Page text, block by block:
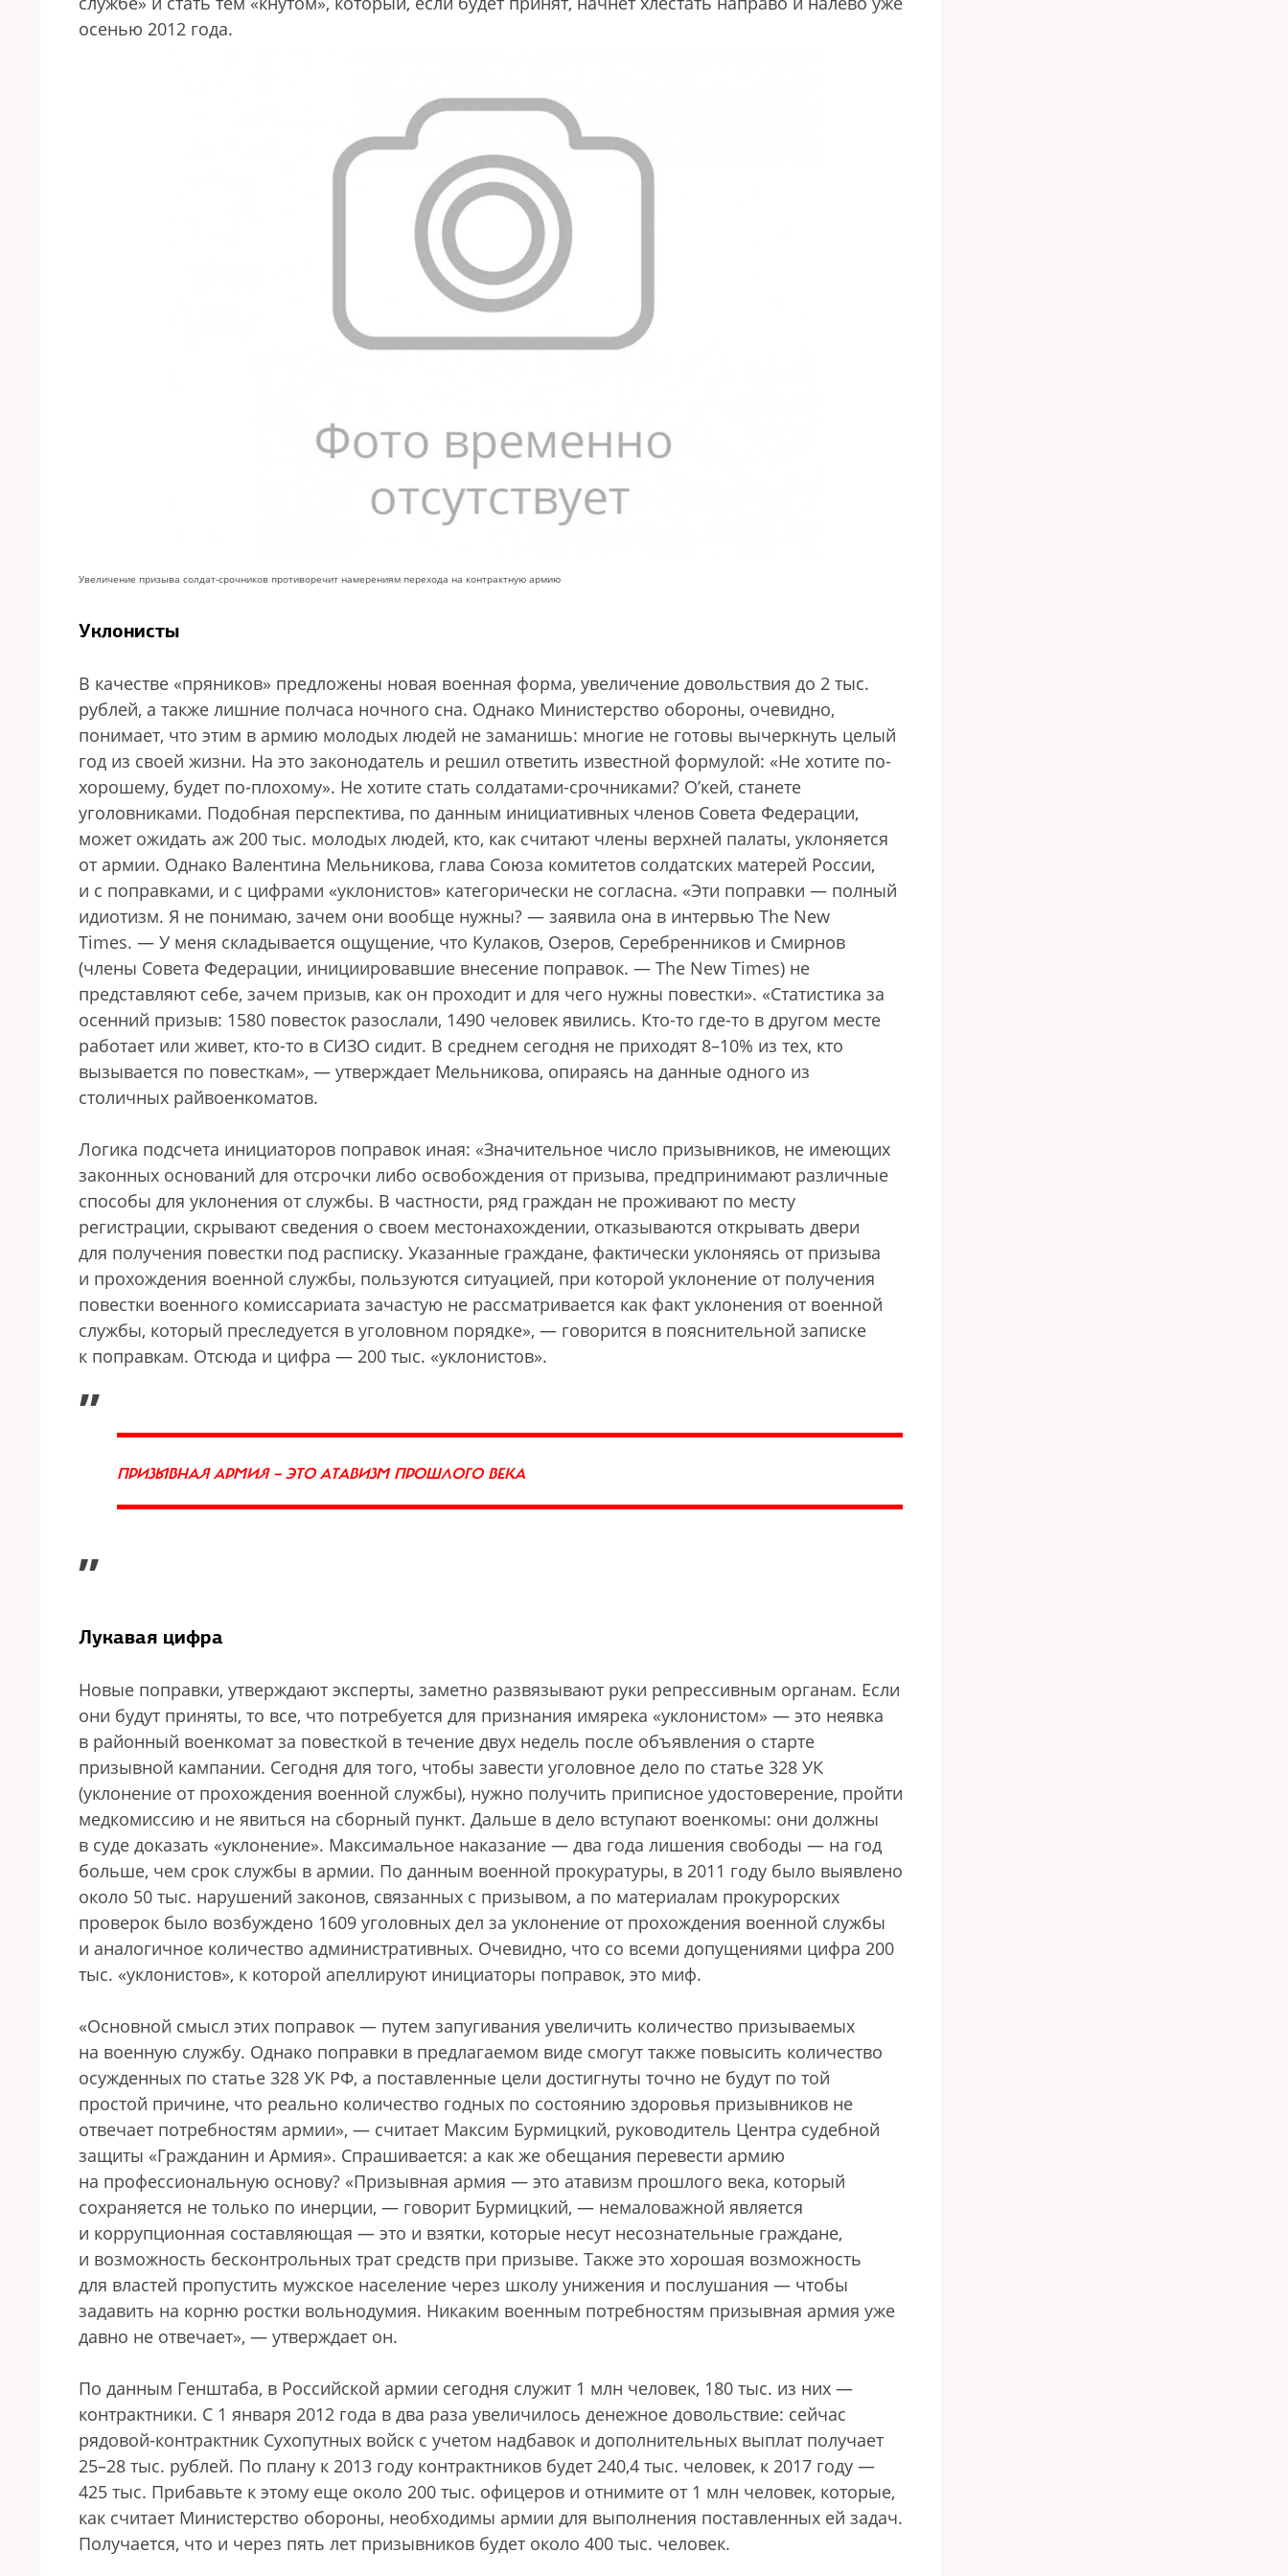
осенью 2012 года.
Увеличение призыва солдат-срочников противоречит намерениям перехода на контрактную армию
Уклонисты
В качестве «пряников» предложены новая военная форма, увеличение довольствия до 2 тыс.
рублей, а также лишние полчаса ночного сна. Однако Министерство обороны, очевидно,
понимает, что этим в армию молодых людей не заманишь: многие не готовы вычеркнуть целый
год из своей жизни. На это законодатель и решил ответить известной формулой: «Не хотите по-
хорошему, будет по-плохому». Не хотите стать солдатами-срочниками? О’кей, станете
уголовниками. Подобная перспектива, по данным инициативных членов Совета Федерации,
может ожидать аж 200 тыс. молодых людей, кто, как считают члены верхней палаты, уклоняется
от армии. Однако Валентина Мельникова, глава Союза комитетов солдатских матерей России,
и с поправками, и с цифрами «уклонистов» категорически не согласна. «Эти поправки — полный
идиотизм. Я не понимаю, зачем они вообще нужны? — заявила она в интервью The New
Times. — У меня складывается ощущение, что Кулаков, Озеров, Серебренников и Смирнов
(члены Совета Федерации, инициировавшие внесение поправок. — The New Times) не
представляют себе, зачем призыв, как он проходит и для чего нужны повестки». «Статистика за
осенний призыв: 1580 повесток разослали, 1490 человек явились. Кто-то где-то в другом месте
работает или живет, кто-то в СИЗО сидит. В среднем сегодня не приходят 8–10% из тех, кто
вызывается по повесткам», — утверждает Мельникова, опираясь на данные одного из
столичных райвоенкоматов.
Логика подсчета инициаторов поправок иная: «Значительное число призывников, не имеющих
законных оснований для отсрочки либо освобождения от призыва, предпринимают различные
способы для уклонения от службы. В частности, ряд граждан не проживают по месту
регистрации, скрывают сведения о своем местонахождении, отказываются открывать двери
для получения повестки под расписку. Указанные граждане, фактически уклоняясь от призыва
и прохождения военной службы, пользуются ситуацией, при которой уклонение от получения
повестки военного комиссариата зачастую не рассматривается как факт уклонения от военной
службы, который преследуется в уголовном порядке», — говорится в пояснительной записке
к поправкам. Отсюда и цифра — 200 тыс. «уклонистов».
„
ПРИЗЫВНАЯ АРМИЯ — ЭТО АТАВИЗМ ПРОШЛОГО ВЕКА
”
Лукавая цифра
Новые поправки, утверждают эксперты, заметно развязывают руки репрессивным органам. Если
они будут приняты, то все, что потребуется для признания имярека «уклонистом» — это неявка
в районный военкомат за повесткой в течение двух недель после объявления о старте
призывной кампании. Сегодня для того, чтобы завести уголовное дело по статье 328 УК
(уклонение от прохождения военной службы), нужно получить приписное удостоверение, пройти
медкомиссию и не явиться на сборный пункт. Дальше в дело вступают военкомы: они должны
в суде доказать «уклонение». Максимальное наказание — два года лишения свободы — на год
больше, чем срок службы в армии. По данным военной прокуратуры, в 2011 году было выявлено
около 50 тыс. нарушений законов, связанных с призывом, а по материалам прокурорских
проверок было возбуждено 1609 уголовных дел за уклонение от прохождения военной службы
и аналогичное количество административных. Очевидно, что со всеми допущениями цифра 200
тыс. «уклонистов», к которой апеллируют инициаторы поправок, это миф.
«Основной смысл этих поправок — путем запугивания увеличить количество призываемых
на военную службу. Однако поправки в предлагаемом виде смогут также повысить количество
осужденных по статье 328 УК РФ, а поставленные цели достигнуты точно не будут по той
простой причине, что реально количество годных по состоянию здоровья призывников не
отвечает потребностям армии», — считает Максим Бурмицкий, руководитель Центра судебной
защиты «Гражданин и Армия». Спрашивается: а как же обещания перевести армию
на профессиональную основу? «Призывная армия — это атавизм прошлого века, который
сохраняется не только по инерции, — говорит Бурмицкий, — немаловажной является
и коррупционная составляющая — это и взятки, которые несут несознательные граждане,
и возможность бесконтрольных трат средств при призыве. Также это хорошая возможность
для властей пропустить мужское население через школу унижения и послушания — чтобы
задавить на корню ростки вольнодумия. Никаким военным потребностям призывная армия уже
давно не отвечает», — утверждает он.
По данным Генштаба, в Российской армии сегодня служит 1 млн человек, 180 тыс. из них —
контрактники. С 1 января 2012 года в два раза увеличилось денежное довольствие: сейчас
рядовой-контрактник Сухопутных войск с учетом надбавок и дополнительных выплат получает
25–28 тыс. рублей. По плану к 2013 году контрактников будет 240,4 тыс. человек, к 2017 году —
425 тыс. Прибавьте к этому еще около 200 тыс. офицеров и отнимите от 1 млн человек, которые,
как считает Министерство обороны, необходимы армии для выполнения поставленных ей задач.
Получается, что и через пять лет призывников будет около 400 тыс. человек.